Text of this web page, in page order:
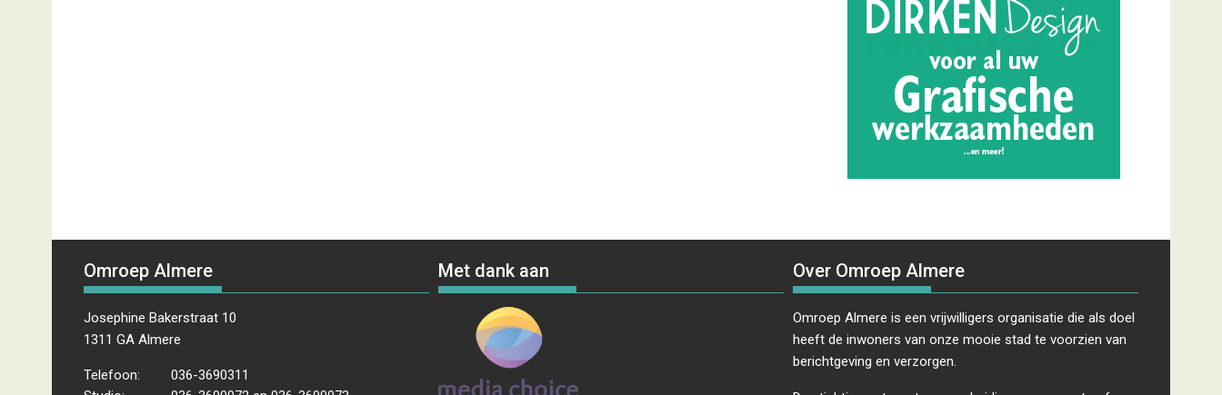
Omroep Almere
Josephine Bakerstraat 10
1311 GA Almere
Telefoon:
036-3690311
Met dank aan Over Omroep Almere
Omroep Almere is een vrijwilligers organisatie die als doel
heeft de inwoners van onze mooie stad te voorzien van
berichtgeving en verzorgen.